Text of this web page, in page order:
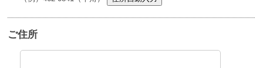
ご住所